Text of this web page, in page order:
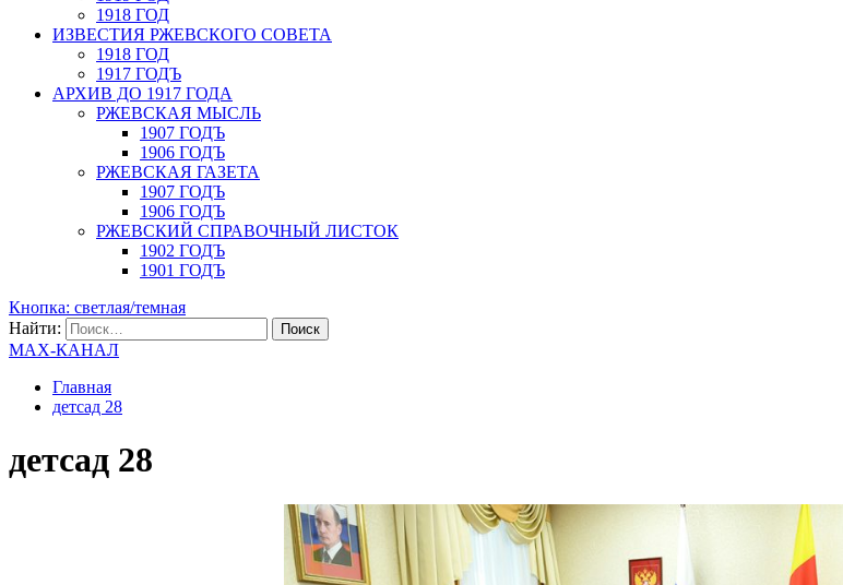
1918 ГОД
ИЗВЕСТИЯ РЖЕВСКОГО СОВЕТА
1918 ГОД
1917 ГОДЪ
АРХИВ ДО 1917 ГОДА
РЖЕВСКАЯ МЫСЛЬ
1907 ГОДЪ
1906 ГОДЪ
РЖЕВСКАЯ ГАЗЕТА
1907 ГОДЪ
1906 ГОДЪ
РЖЕВСКИЙ СПРАВОЧНЫЙ ЛИСТОК
1902 ГОДЪ
1901 ГОДЪ
Кнопка: светлая/темная
Найти:
MAX-КАНАЛ
Главная
детсад 28
детсад 28